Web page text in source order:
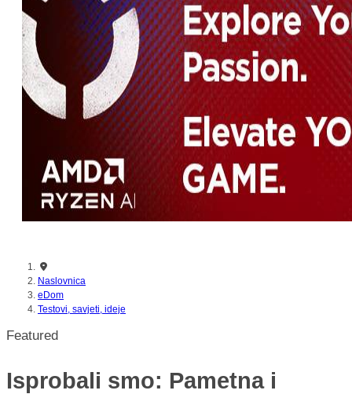
Naslovnica
eDom
Testovi, savjeti, ideje
Featured
Isprobali smo: Pametna i